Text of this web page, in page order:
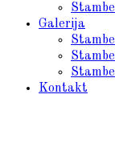
Galerija
Kontakt